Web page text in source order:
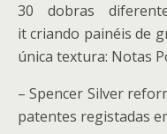
30 dobras
it criando painéis de
única textura: Notas
– Spencer Silver
patentes registadas